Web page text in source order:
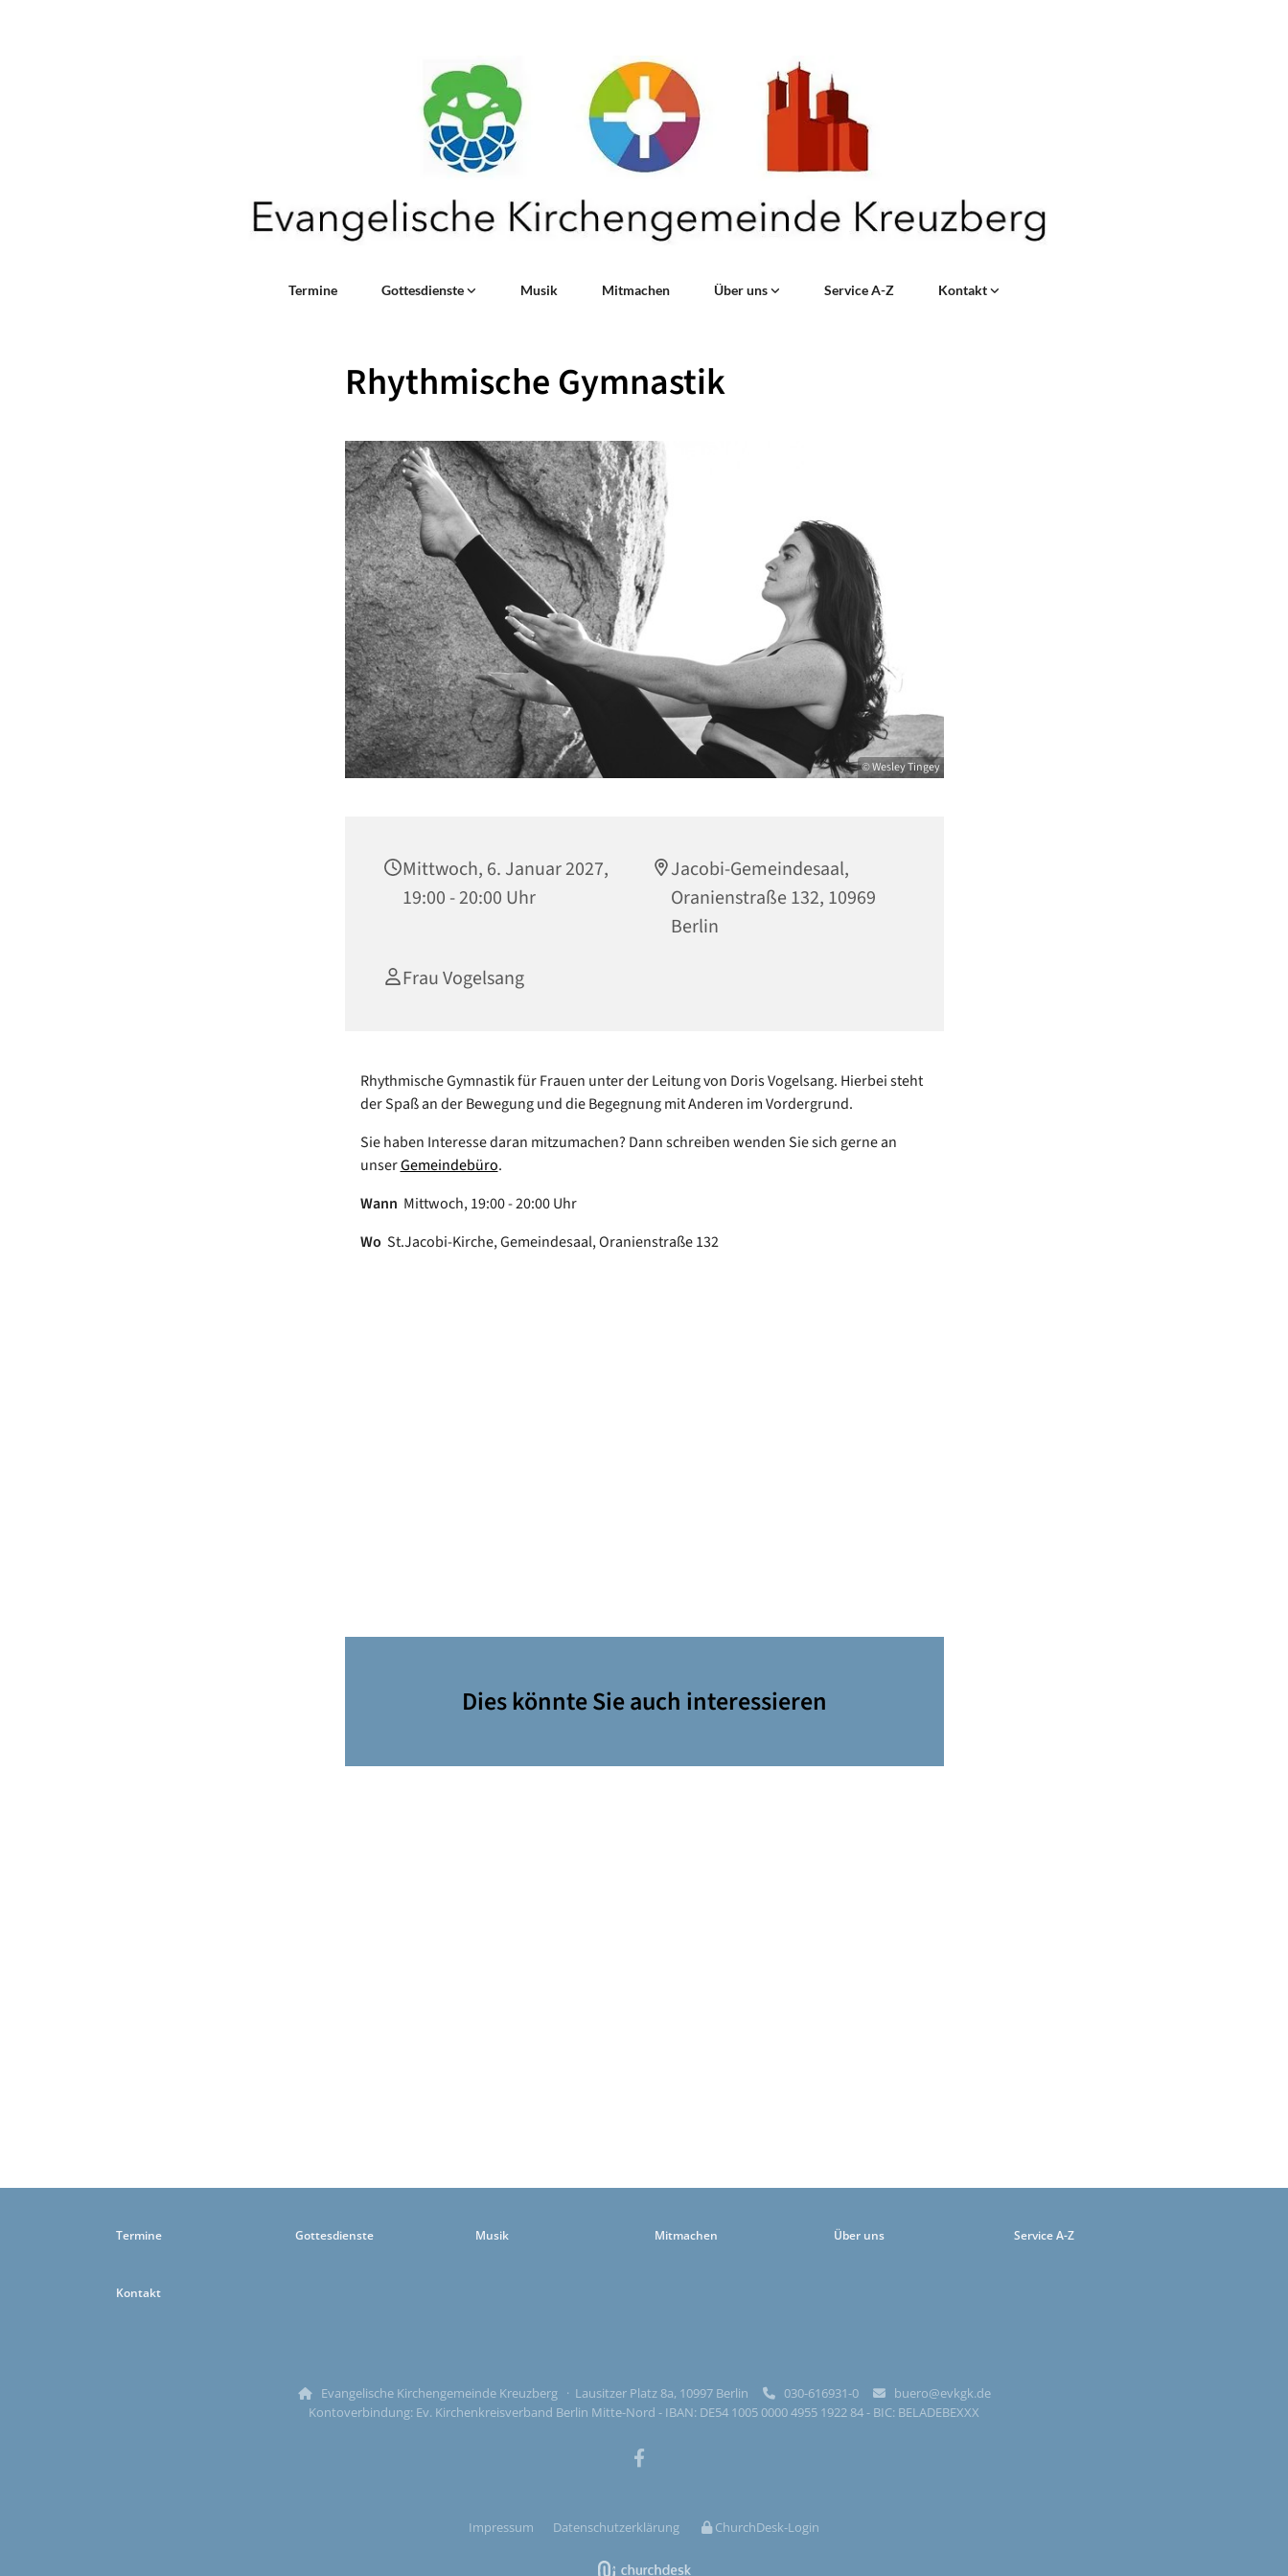
Termine Gottesdienste Musik Mitmachen Über uns Service A-Z Kontakt
Rhythmische Gymnastik
© Wesley Tingey
Mittwoch, 6. Januar 2027,
19:00 - 20:00 Uhr
Jacobi-Gemeindesaal,
Oranienstraße 132, 10969
Berlin
Frau Vogelsang
Rhythmische Gymnastik für Frauen unter der Leitung von Doris Vogelsang. Hierbei steht
der Spaß an der Bewegung und die Begegnung mit Anderen im Vordergrund.
Sie haben Interesse daran mitzumachen? Dann schreiben wenden Sie sich gerne an
unserGemeindebüro.
Wann Mittwoch, 19:00 - 20:00 Uhr
Wo St.Jacobi-Kirche, Gemeindesaal, Oranienstraße 132
Dies könnte Sie auch interessieren
Termine Gottesdienste Musik Mitmachen Über uns Service A-Z
Kontakt
Evangelische Kirchengemeinde Kreuzberg · Lausitzer Platz 8a, 10997 Berlin 030-616931-0 buero@evkgk.de
Kontoverbindung: Ev. Kirchenkreisverband Berlin Mitte-Nord - IBAN: DE54 1005 0000 4955 1922 84 - BIC: BELADEBEXXX
Impressum Datenschutzerklärung ChurchDesk-Login